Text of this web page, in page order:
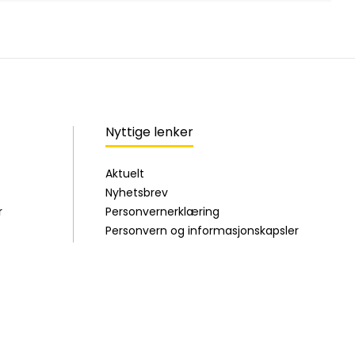
Nyttige lenker
Aktuelt
Nyhetsbrev
Personvernerklæring
Personvern og informasjonskapsler